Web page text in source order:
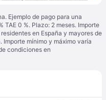
Ejemplo de pago para una
0 %. Plazo: 2 meses. Importe
en España y mayores de
Importe mínimo y máximo varía
condiciones en